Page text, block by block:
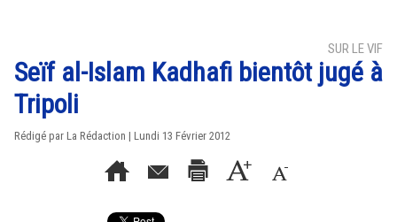
SUR LE VIF
Seïf al-Islam Kadhafi bientôt jugé à
Tripoli
Rédigé par La Rédaction | Lundi 13 Février 2012